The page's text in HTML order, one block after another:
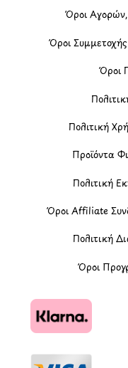
Όροι
Όροι
Όροι
Πολιτική
Προϊόντα
Πολιτική
Όροι Affiliate
Πολιτική
Όροι